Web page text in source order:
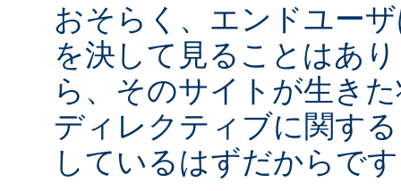
おそらく、エンドユー
を決して見ることはあ
ら、そのサイトが生き
ディレクティブに関す
しているはずだからで